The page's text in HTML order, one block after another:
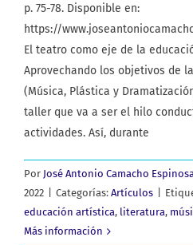
p. 75-78. Disponible en:
https://
El teatro como eje de la
Aprovechando los objetivos de
(Música, Plástica y
taller que va a ser el hilo
actividades. Así, durante
Por José Antonio Camacho Espinosa
2022
Categorías: Artículos
educación artística, literatura,
Más información